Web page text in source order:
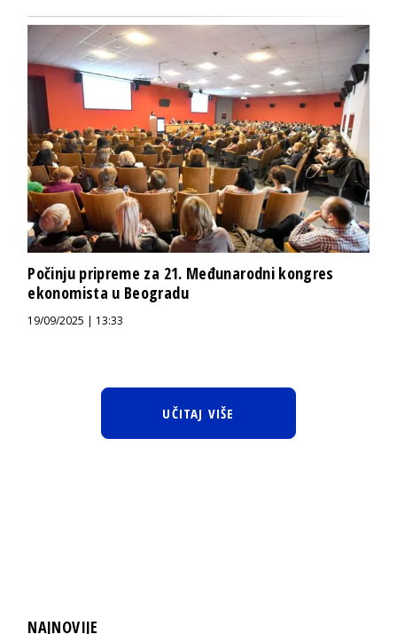
Počinju pripreme za 21. Međunarodni kongres
ekonomista u Beogradu
19/09/2025 | 13:33
UČITAJ VIŠE
NAJNOVIJE